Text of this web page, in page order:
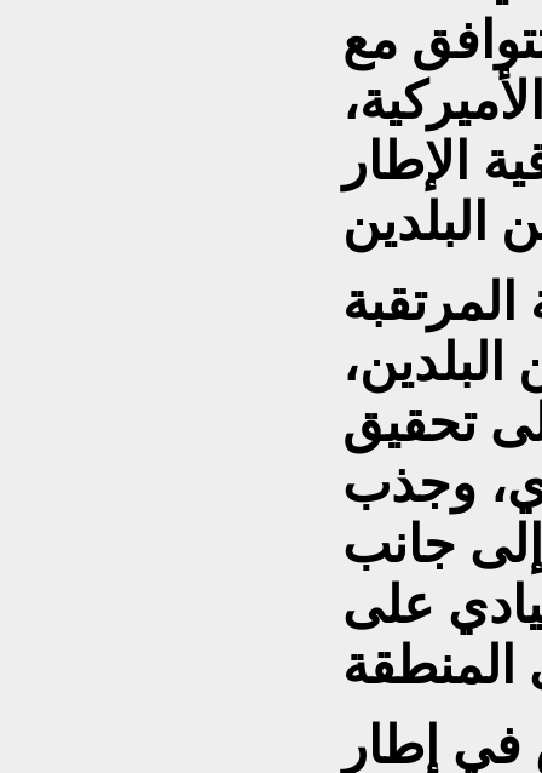
مع
الإطار
تحقيق
وجذب
إلى جانب
على
في إطار